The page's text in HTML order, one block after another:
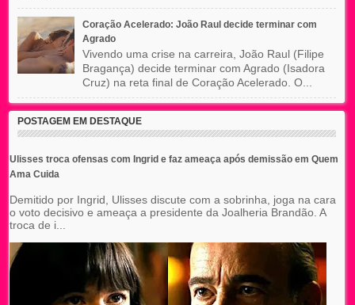
Coração Acelerado: João Raul decide terminar com
Agrado
Vivendo uma crise na carreira, João Raul (Filipe
Bragança) decide terminar com Agrado (Isadora
Cruz) na reta final de Coração Acelerado. O...
POSTAGEM EM DESTAQUE
Ulisses troca ofensas com Ingrid e faz ameaça após demissão em Quem
Ama Cuida
Demitido por Ingrid, Ulisses discute com a sobrinha, joga na cara
o voto decisivo e ameaça a presidente da Joalheria Brandão. A
troca de i...